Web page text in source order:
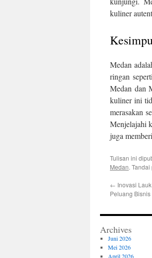
kuliner
Medan
ringan
Medan dan
kuliner ini
merasakan
Menjelajahi
juga
Tulisan ini
Medan. Tandai
← Inovasi
Peluang
Archives
Juni 2026
Mei 2026
April 2026